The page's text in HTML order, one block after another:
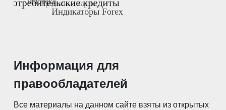
Информация для
правообладателей
Все материалы на данном сайте взяты из открытых